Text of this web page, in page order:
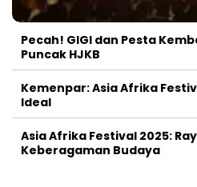
Pecah! GIGI dan Pesta
Puncak HJKB
Kemenpar: Asia Afrika
Ideal
Asia Afrika Festival 2025:
Keberagaman Budaya